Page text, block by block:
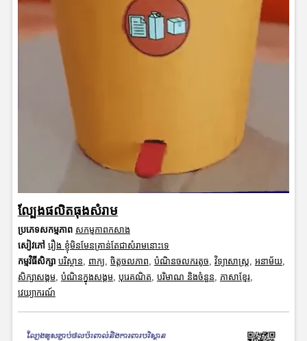
ល្បែងផលិតធុងសំរាម
ប្រភេទសកម្មភាព សកម្មភាពកសាង
សៀវភៅ រឿង ខ្ញុំមិនមែនគ្រាន់តែជាសំរាមនោះទេ
កម្មវិធីសិក្សា បរិស្ថាន, ពាក្យ, ចិត្តចលភាព, បំណិនចលករតូច, វិទ្យាសាស្រ្ត, អនាម័យ,
សិក្សាសង្គម, បំណិនក្នុងសង្គម, បុរេគណិត, បរិមាណ និងចំនួន, ភាសាខ្មែរ,
វេយ្យាករណ៍